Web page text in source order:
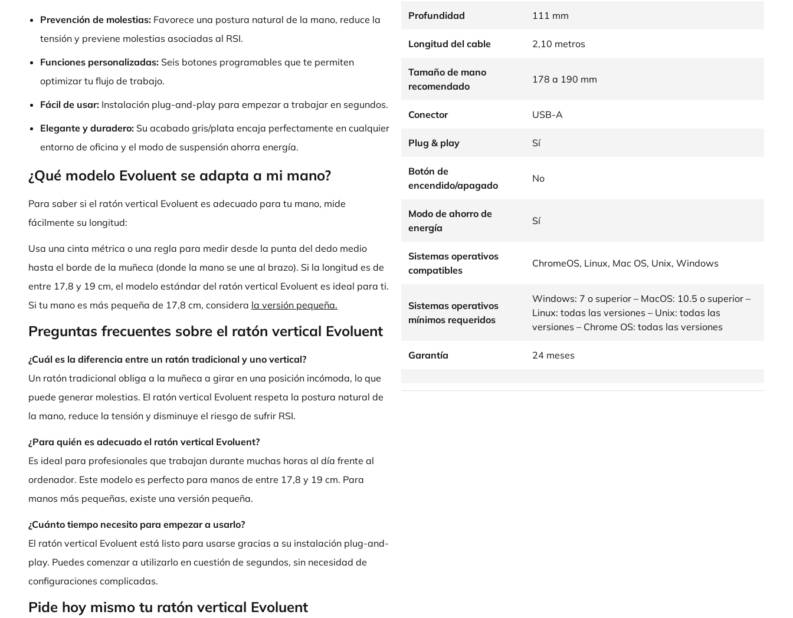
Prevención de molestias: Favorece una postura natural de la mano, reduce la
tensión y previene molestias asociadas al RSI.
Funciones personalizadas: Seis botones programables que te permiten
optimizar tu flujo de trabajo.
Fácil de usar: Instalación plug-and-play para empezar a trabajar en segundos.
Elegante y duradero: Su acabado gris/plata encaja perfectamente en cualquier
entorno de oficina y el modo de suspensión ahorra energía.
¿Qué modelo Evoluent se adapta a mi mano?
Para saber si el ratón vertical Evoluent es adecuado para tu mano, mide
fácilmente su longitud:
Usa una cinta métrica o una regla para medir desde la punta del dedo medio
hasta el borde de la muñeca (donde la mano se une al brazo). Si la longitud es de
entre 17,8 y 19 cm, el modelo estándar del ratón vertical Evoluent es ideal para ti.
Si tu mano es más pequeña de 17,8 cm, considera la versión pequeña.
Preguntas frecuentes sobre el ratón vertical Evoluent
¿Cuál es la diferencia entre un ratón tradicional y uno vertical?
Un ratón tradicional obliga a la muñeca a girar en una posición incómoda, lo que
puede generar molestias. El ratón vertical Evoluent respeta la postura natural de
la mano, reduce la tensión y disminuye el riesgo de sufrir RSI.
¿Para quién es adecuado el ratón vertical Evoluent?
Es ideal para profesionales que trabajan durante muchas horas al día frente al
ordenador. Este modelo es perfecto para manos de entre 17,8 y 19 cm. Para
manos más pequeñas, existe una versión pequeña.
¿Cuánto tiempo necesito para empezar a usarlo?
El ratón vertical Evoluent está listo para usarse gracias a su instalación plug-and-
play. Puedes comenzar a utilizarlo en cuestión de segundos, sin necesidad de
configuraciones complicadas.
Pide hoy mismo tu ratón vertical Evoluent
Profundidad 111 mm
Longitud del cable 2,10 metros
Tamaño de mano
recomendado
178 a 190 mm
Conector USB-A
Plug & play Sí
Botón de
encendido/apagado
No
Modo de ahorro de
energía
Sí
Sistemas operativos
compatibles
ChromeOS, Linux, Mac OS, Unix, Windows
Sistemas operativos
mínimos requeridos
Windows: 7 o superior – MacOS: 10.5 o superior –
Linux: todas las versiones – Unix: todas las
versiones – Chrome OS: todas las versiones
Garantía 24 meses